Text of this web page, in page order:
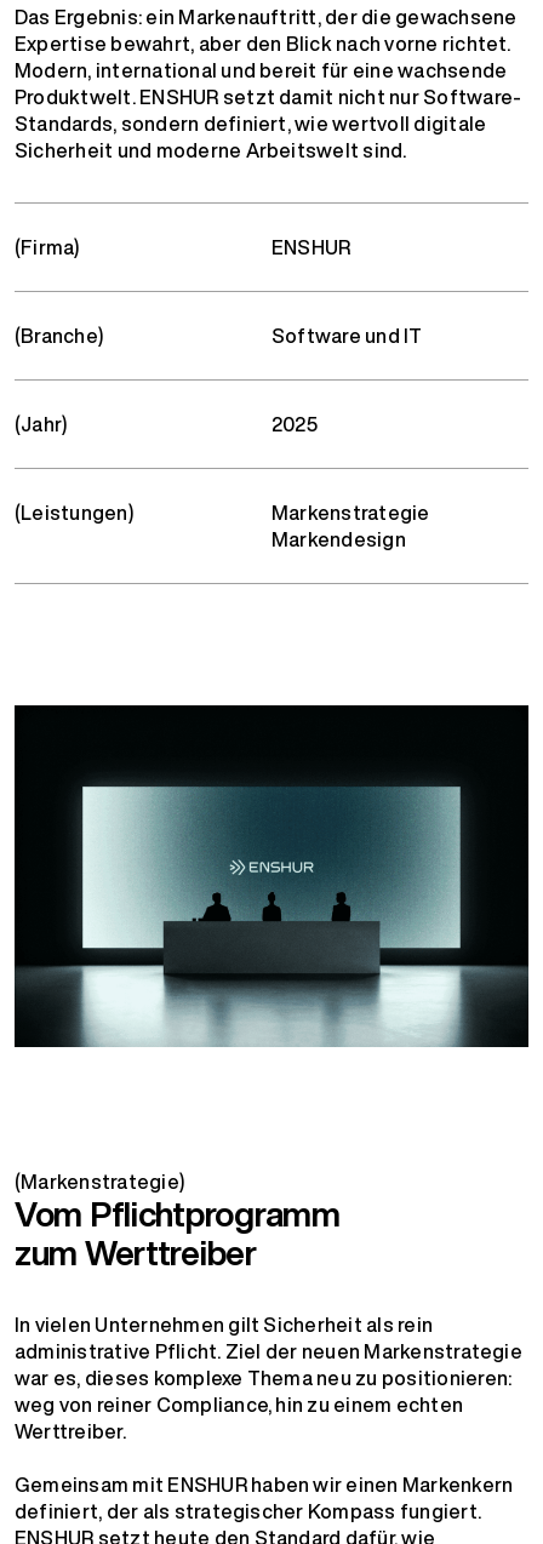
Das Ergebnis: ein Markenauftritt, der die gewachsene
Expertise bewahrt, aber den Blick nach vorne richtet.
Modern, international und bereit für eine wachsende
Produktwelt. ENSHUR setzt damit nicht nur Software-
Standards, sondern definiert, wie wertvoll digitale
Sicherheit und moderne Arbeitswelt sind.
(Firma) ENSHUR
(Branche) Software und IT
(Jahr) 2025
(Leistungen)
Markenstrategie
Markendesign
(Markenstrategie)
Vom Pflichtprogramm
zum Werttreiber
In vielen Unternehmen gilt Sicherheit als rein
administrative Pflicht. Ziel der neuen Markenstrategie
war es, dieses komplexe Thema neu zu positionieren:
weg von reiner Compliance, hin zu einem echten
Werttreiber.
Gemeinsam mit ENSHUR haben wir einen Markenkern
definiert, der als strategischer Kompass fungiert.
ENSHUR setzt heute den Standard dafür, wie